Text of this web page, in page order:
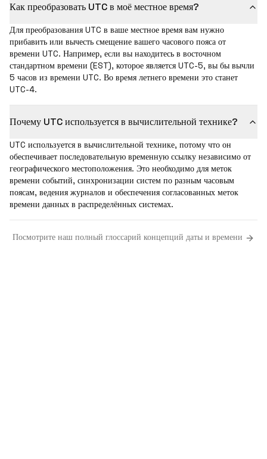
Как преобразовать UTC в моё местное время?
Для преобразования UTC в ваше местное время вам нужно
прибавить или вычесть смещение вашего часового пояса от
времени UTC. Например, если вы находитесь в восточном
стандартном времени (EST), которое является UTC-5, вы бы вычли
5 часов из времени UTC. Во время летнего времени это станет
UTC-4.
Почему UTC используется в вычислительной технике?
UTC используется в вычислительной технике, потому что он
обеспечивает последовательную временную ссылку независимо от
географического местоположения. Это необходимо для меток
времени событий, синхронизации систем по разным часовым
поясам, ведения журналов и обеспечения согласованных меток
времени данных в распределённых системах.
Посмотрите наш полный глоссарий концепций даты и времени